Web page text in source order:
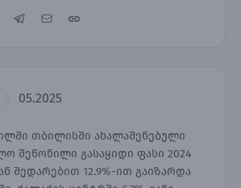
05.2025
თბილისში ახალაშენებული
შეწონილი გასაყიდი ფასი 2024
შედარებით 12.9%-ით გაიზარდა